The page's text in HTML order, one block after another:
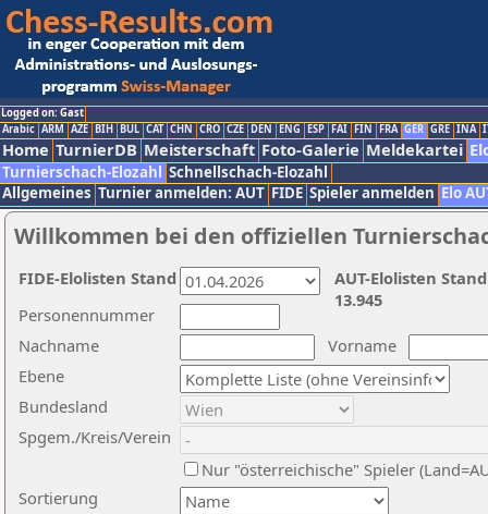
Logged on: Gast
Arabic ARM AZE BIH BUL CAT CHN CRO CZE DEN ENG ESP FAI FIN FRA GER GRE INA
Home TurnierDB Meisterschaft Foto-Galerie Meldekartei
Turnierschach-Elozahl Schnellschach-Elozahl
Allgemeines Turnier anmelden: AUT FIDE Spieler anmelden Elo
Willkommen bei den offiziellen
Nachname
Vorname
Ebene
Sortierung
Personennummer
Bundesland
Spgem./Kreis/Verein
Nur "österreichische" Spieler
AUT-Elolisten
13.945
FIDE-Elolisten Stand